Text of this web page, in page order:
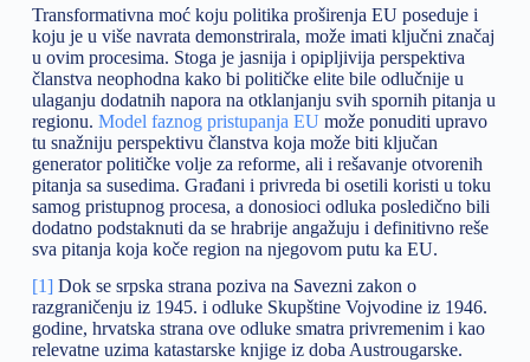
Transformativna moć koju politika proširenja EU poseduje i
koju je u više navrata demonstrirala, može imati ključni značaj
u ovim procesima. Stoga je jasnija i opipljivija perspektiva
članstva neophodna kako bi političke elite bile odlučnije u
ulaganju dodatnih napora na otklanjanju svih spornih pitanja u
regionu. Model faznog pristupanja EU može ponuditi upravo
tu snažniju perspektivu članstva koja može biti ključan
generator političke volje za reforme, ali i rešavanje otvorenih
pitanja sa susedima. Građani i privreda bi osetili koristi u toku
samog pristupnog procesa, a donosioci odluka posledično bili
dodatno podstaknuti da se hrabrije angažuju i definitivno reše
sva pitanja koja koče region na njegovom putu ka EU.
[1]Dok se srpska strana poziva na Savezni zakon o
razgraničenju iz 1945. i odluke Skupštine Vojvodine iz 1946.
godine, hrvatska strana ove odluke smatra privremenim i kao
relevatne uzima katastarske knjige iz doba Austrougarske.